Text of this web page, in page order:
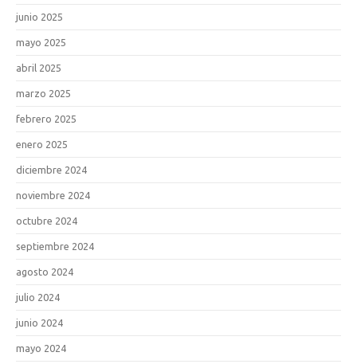
junio 2025
mayo 2025
abril 2025
marzo 2025
febrero 2025
enero 2025
diciembre 2024
noviembre 2024
octubre 2024
septiembre 2024
agosto 2024
julio 2024
junio 2024
mayo 2024